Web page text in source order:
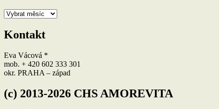
Archivy
Kontakt
Eva Vácová *
mob. + 420 602 333 301
okr. PRAHA – západ
(c) 2013-2026 CHS AMOREVITA